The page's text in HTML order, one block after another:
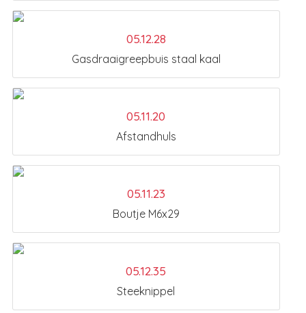
05.12.28
Gasdraaigreepbuis staal kaal
05.11.20
Afstandhuls
05.11.23
Boutje M6x29
05.12.35
Steeknippel